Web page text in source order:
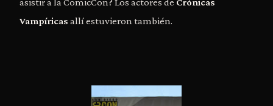
Vampíricas allí estuvieron también.